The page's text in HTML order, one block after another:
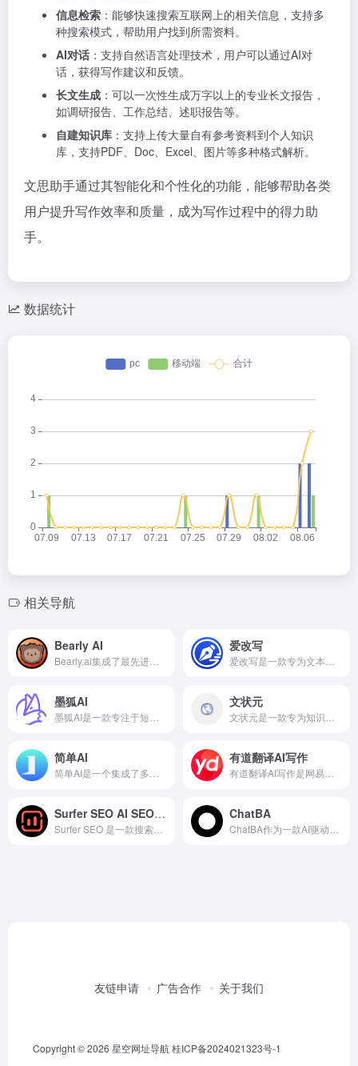
信息检索 ：能够快速搜索互联网上的相关信息，支持多
种搜索模式，帮助用户找到所需资料。
AI对话 ：支持自然语言处理技术，用户可以通过AI对
话，获得写作建议和反馈。
长文生成 ：可以一次性生成万字以上的专业长文报告，
如调研报告、工作总结、述职报告等。
自建知识库 ：支持上传大量自有参考资料到个人知识
库，支持PDF、Doc、Excel、图片等多种格式解析。
文思助手通过其智能化和个性化的功能，能够帮助各类
用户提升写作效率和质量，成为写作过程中的得力助
手。
数据统计
相关导航
Bearly AI
​Bearly.ai集成了最先进的AI技术，使阅读、写作和内容创作变得更加高效。Bearly AI能够将音频（如播客、会议录音）和视频（如YouTube视频）转录成可交互的文本。
爱改写
爱改写是一款专为文本创作和编辑设计的智能改写工具。爱改写提供多种改写选项，用户可根据需求选择不同的改写强度和风格。
墨狐AI
墨狐AI是一款专注于短篇小说创作的AI辅助工具，墨狐AI专为网文创作设计，拥有丰富的功能和模板，能够满足不同用户的创作需求。同时，它还提供即时反馈和改进建议，帮助用户提升作品质量。
文状元
文状元是一款专为知识写作密集型工作者设计的AI智能写作工具，旨在帮助用户高效、便捷地创作高质量的文章材料、职场文书等。
简单AI
简单AI是一个集成了多种AI工具和资源的平台，致力于让用户轻松体验人工智能在创作方面的应用。无论是AI作图、文案生成，还是个性化头像制作，简单AI都能提供便捷、高效的服务。
有道翻译AI写作
有道翻译AI写作是网易有道基于LLM（大规模语言模型）技术研发的智能写作工具。有道翻译AI写作支持中文、英文、日文、韩文、法文等100多种语言，满足跨国写作需求。
Surfer SEO AI SEO工具
Surfer SEO 是一款搜索引擎优化工具通过分析目标关键词排名靠前的页面，Surfer SEO 提供内容结构、关键词密度、段落长度、标题标签等优化建议，指导用户创建符合搜索引擎偏好的内容
ChatBA
ChatBA作为一款AI驱动的幻灯片生成工具，凭借其快速生成、高质量设计和易用性等特点，在演示文稿制作领域具有显著优势。ChatBA利用先进的AI算法，通过用户输入的文本内容，自动生成相应的幻灯片演示文稿。
友链申请 广告合作 关于我们
Copyright © 2026 星空网址导航桂ICP备2024021323号-1